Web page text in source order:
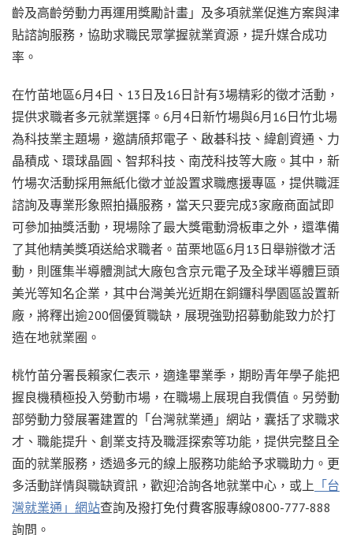
齡及高齡勞動力再運用獎勵計畫」及多項就業促進方案與津
貼諮詢服務，協助求職民眾掌握就業資源，提升媒合成功
率。
在竹苗地區6月4日、13日及16日計有3場精彩的徵才活動，
提供求職者多元就業選擇。6月4日新竹場與6月16日竹北場
為科技業主題場，邀請頎邦電子、啟碁科技、緯創資通、力
晶積成、環球晶圓、智邦科技、南茂科技等大廠。其中，新
竹場次活動採用無紙化徵才並設置求職應援專區，提供職涯
諮詢及專業形象照拍攝服務，當天只要完成3家廠商面試即
可參加抽獎活動，現場除了最大獎電動滑板車之外，還準備
了其他精美獎項送給求職者。苗栗地區6月13日舉辦徵才活
動，則匯集半導體測試大廠包含京元電子及全球半導體巨頭
美光等知名企業，其中台灣美光近期在銅鑼科學園區設置新
廠，將釋出逾200個優質職缺，展現強勁招募動能致力於打
造在地就業圈。
桃竹苗分署長賴家仁表示，適逢畢業季，期盼青年學子能把
握良機積極投入勞動市場，在職場上展現自我價值。另勞動
部勞動力發展署建置的「台灣就業通」網站，囊括了求職求
才、職能提升、創業支持及職涯探索等功能，提供完整且全
面的就業服務，透過多元的線上服務功能給予求職助力。更
多活動詳情與職缺資訊，歡迎洽詢各地就業中心，或上 「台
灣就業通」網站查詢及撥打免付費客服專線0800-777-888
詢問。